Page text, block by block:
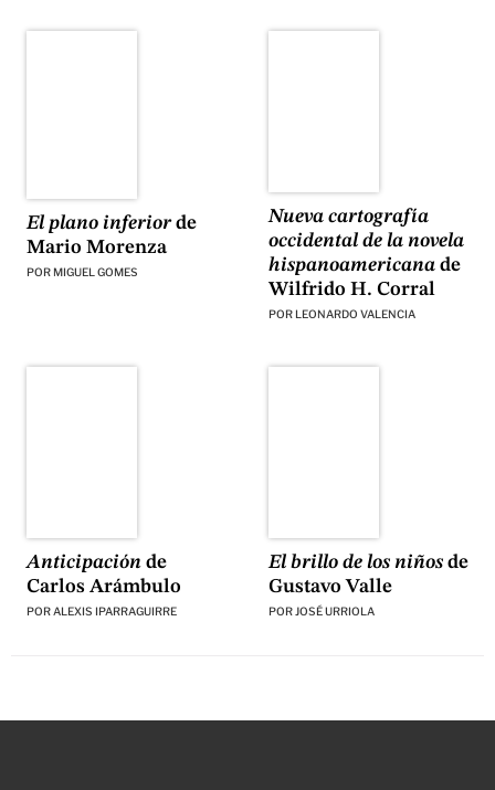
El plano inferiorde
Mario Morenza
POR MIGUEL GOMES
Nueva cartografía
occidental de la novela
hispanoamericanade
Wilfrido H. Corral
POR LEONARDO VALENCIA
Anticipaciónde
Carlos Arámbulo
PORALEXIS IPARRAGUIRRE
El brillo de los niñosde
Gustavo Valle
POR JOSÉ URRIOLA